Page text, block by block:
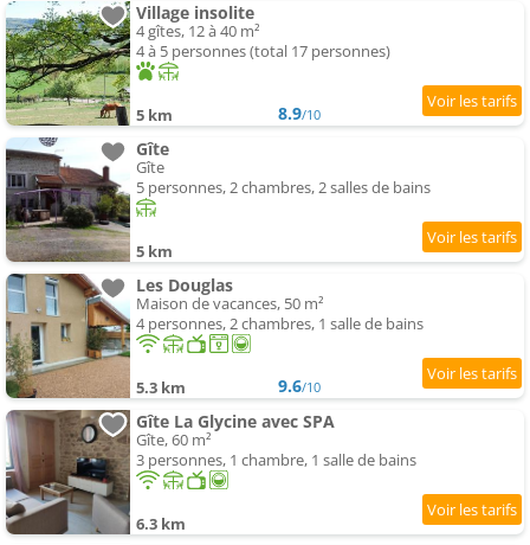
Village insolite
4 gîtes, 12 à 40 m²
4 à 5 personnes (total 17 personnes)
5 km 8.9/10
Gîte
Gîte
5 personnes, 2 chambres, 2 salles de bains
5 km
Les Douglas
Maison de vacances, 50 m²
4 personnes, 2 chambres, 1 salle de bains
5.3 km 9.6/10
Gîte La Glycine avec SPA
Gîte, 60 m²
3 personnes, 1 chambre, 1 salle de bains
6.3 km